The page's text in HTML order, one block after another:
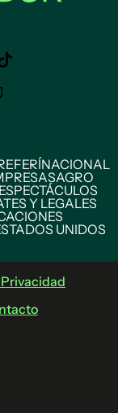
NACIONAL
AGRO
Y LEGALES
UNIDOS